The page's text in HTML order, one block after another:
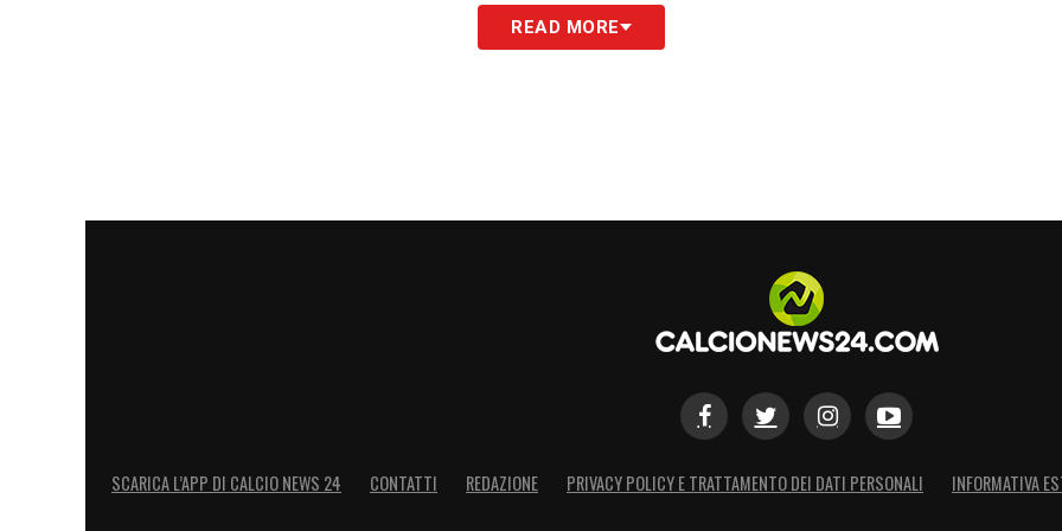
Zanetti è positivo riguardo alla situazione del Verona, con
READ MORE
SCARICA L’APP DI CALCIO NEWS 24 CONTATTI REDAZIONE PRIVACY POLICY E TRATTAMENTO DEI DATI PERSONALI INFORMATIVA